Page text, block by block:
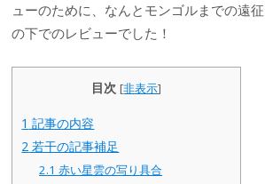
ューのために、なんとモンゴルまでの遠
の下でのレビューでした！
目次 [非表示]
1 記事の内容
2 若干の記事補足
2.1 赤い星雲の写り具合